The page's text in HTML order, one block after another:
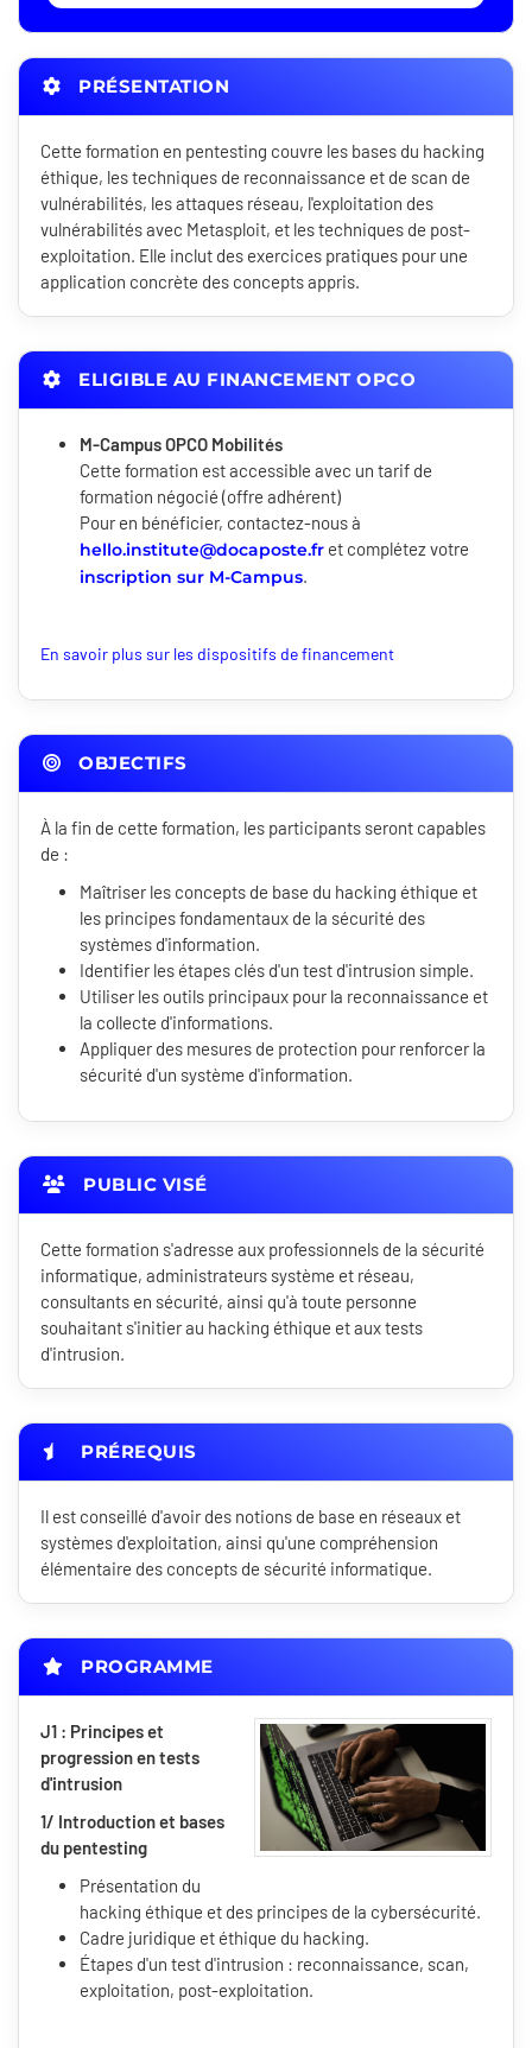
PRÉSENTATION
Cette formation en pentesting couvre les bases du hacking
éthique, les techniques de reconnaissance et de scan de
vulnérabilités, les attaques réseau, l'exploitation des
vulnérabilités avec Metasploit, et les techniques de post-
exploitation. Elle inclut des exercices pratiques pour une
application concrète des concepts appris.
ELIGIBLE AU FINANCEMENT OPCO
M-Campus OPCO Mobilités
Cette formation est accessible avec un tarif de
formation négocié (offre adhérent)
Pour en bénéficier, contactez-nous à
hello.institute@docaposte.fr et complétez votre
inscription sur M-Campus.
En savoir plus sur les dispositifs de financement
OBJECTIFS
À la fin de cette formation, les participants seront capables
de :
Maîtriser les concepts de base du hacking éthique et
les principes fondamentaux de la sécurité des
systèmes d'information.
Identifier les étapes clés d'un test d'intrusion simple.
Utiliser les outils principaux pour la reconnaissance et
la collecte d'informations.
Appliquer des mesures de protection pour renforcer la
sécurité d'un système d'information.
PUBLIC VISÉ
Cette formation s'adresse aux professionnels de la sécurité
informatique, administrateurs système et réseau,
consultants en sécurité, ainsi qu'à toute personne
souhaitant s'initier au hacking éthique et aux tests
d'intrusion.
PRÉREQUIS
Il est conseillé d'avoir des notions de base en réseaux et
systèmes d'exploitation, ainsi qu'une compréhension
élémentaire des concepts de sécurité informatique.
PROGRAMME
J1 : Principes et
progression en tests
d'intrusion
1/ Introduction et bases
du pentesting
Présentation du
hacking éthique et des principes de la cybersécurité.
Cadre juridique et éthique du hacking.
Étapes d'un test d'intrusion : reconnaissance, scan,
exploitation, post-exploitation.